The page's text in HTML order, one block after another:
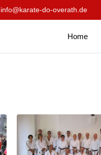
info@karate-do-overath.de
Home